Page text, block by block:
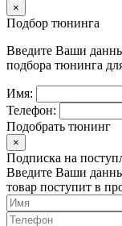
×
Подбор тюнинга
Введите Ваши
подбора тюнинга
Имя:
Телефон:
Подобрать тюнинг
×
Подписка на
Введите Ваши
товар поступит в